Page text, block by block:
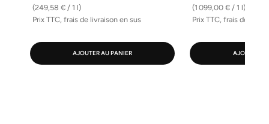
(249,58 € / 1 l)
Prix TTC, frais de livraison en sus
AJOUTER AU PANIER
(1 099,00 € / 1 l)
Prix TTC, frais de
AJOUTER